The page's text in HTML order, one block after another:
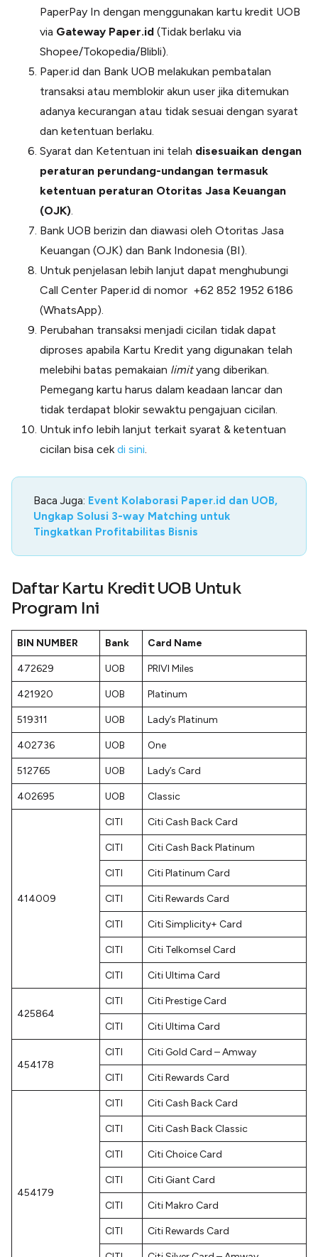
PaperPay In dengan menggunakan kartu kredit UOB
via Gateway Paper.id (Tidak berlaku via
Shopee/Tokopedia/Blibli).
Paper.id dan Bank UOB melakukan pembatalan
transaksi atau memblokir akun user jika ditemukan
adanya kecurangan atau tidak sesuai dengan syarat
dan ketentuan berlaku.
Syarat dan Ketentuan ini telah disesuaikan dengan
peraturan perundang-undangan termasuk
ketentuan peraturan Otoritas Jasa Keuangan
(OJK).
Bank UOB berizin dan diawasi oleh Otoritas Jasa
Keuangan (OJK) dan Bank Indonesia (BI).
Untuk penjelasan lebih lanjut dapat menghubungi
Call Center Paper.id di nomor +62 852 1952 6186
(WhatsApp).
Perubahan transaksi menjadi cicilan tidak dapat
diproses apabila Kartu Kredit yang digunakan telah
melebihi batas pemakaian limityang diberikan.
Pemegang kartu harus dalam keadaan lancar dan
tidak terdapat blokir sewaktu pengajuan cicilan.
Untuk info lebih lanjut terkait syarat & ketentuan
cicilan bisa cekdi sini.
Baca Juga: Event Kolaborasi Paper.id dan UOB,
Ungkap Solusi 3-way Matching untuk
Tingkatkan Profitabilitas Bisnis
Daftar Kartu Kredit UOB Untuk
Program Ini
BIN NUMBER Bank Card Name
472629 UOB PRIVI Miles
421920 UOB Platinum
519311 UOB Lady’s Platinum
402736 UOB One
512765 UOB Lady’s Card
402695 UOB Classic
414009
CITI Citi Cash Back Card
CITI Citi Cash Back Platinum
CITI Citi Platinum Card
CITI Citi Rewards Card
CITI Citi Simplicity+ Card
CITI Citi Telkomsel Card
CITI Citi Ultima Card
425864
CITI Citi Prestige Card
CITI Citi Ultima Card
454178
CITI Citi Gold Card – Amway
CITI Citi Rewards Card
454179
CITI Citi Cash Back Card
CITI Citi Cash Back Classic
CITI Citi Choice Card
CITI Citi Giant Card
CITI Citi Makro Card
CITI Citi Rewards Card